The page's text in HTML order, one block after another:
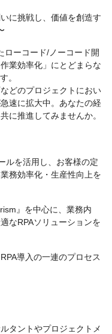
に挑戦し、価値を創造す
ローコード/ノーコード開
業効率化」にとどまらな
。
どのプロジェクトにおい
速に拡大中。あなたの経
に推進してみませんか。
ルを活用し、お客様の定
務効率化・生産性向上を
』を中心に、業務内
なRPAソリューションを
導入の一連のプロセス
タントやプロジェクトメ